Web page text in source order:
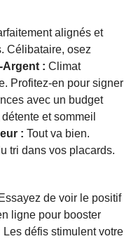
alignés et
Célibataire, osez
Argent : Climat
Profitez-en pour signer
avec un budget
et sommeil
: Tout va bien.
tri dans vos placards.
de voir le positif
ligne pour booster
Les défis stimulent votre